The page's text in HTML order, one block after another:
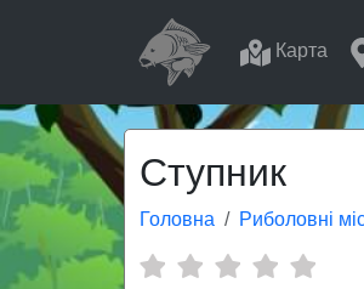
Карта
Ступник
Головна Риболовні